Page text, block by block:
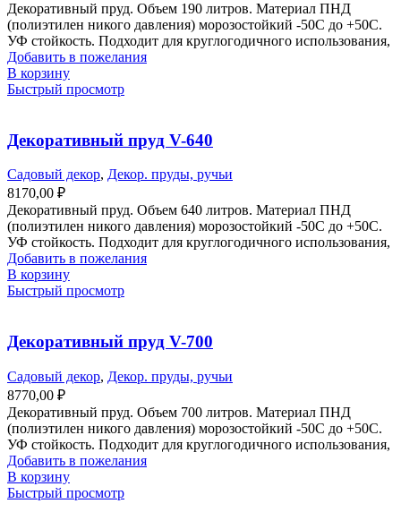
Декоративный пруд. Объем 190 литров. Материал ПНД
(полиэтилен никого давления) морозостойкий -50С до +50С.
УФ стойкость. Подходит для круглогодичного использования,
Добавить в пожелания
В корзину
Быстрый просмотр
Декоративный пруд V-640
Садовый декор, Декор. пруды, ручьи
8170,00 ₽
Декоративный пруд. Объем 640 литров. Материал ПНД
(полиэтилен никого давления) морозостойкий -50С до +50С.
УФ стойкость. Подходит для круглогодичного использования,
Добавить в пожелания
В корзину
Быстрый просмотр
Декоративный пруд V-700
Садовый декор, Декор. пруды, ручьи
8770,00 ₽
Декоративный пруд. Объем 700 литров. Материал ПНД
(полиэтилен никого давления) морозостойкий -50С до +50С.
УФ стойкость. Подходит для круглогодичного использования,
Добавить в пожелания
В корзину
Быстрый просмотр